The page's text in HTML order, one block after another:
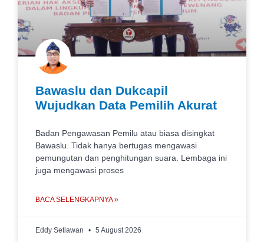
Bawaslu dan Dukcapil
Wujudkan Data Pemilih Akurat
Badan Pengawasan Pemilu atau biasa disingkat
Bawaslu. Tidak hanya bertugas mengawasi
pemungutan dan penghitungan suara. Lembaga ini
juga mengawasi proses
BACA SELENGKAPNYA »
Eddy Setiawan 5 August 2026